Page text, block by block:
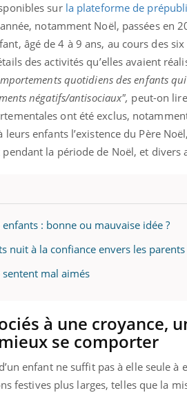
sur la plateforme de
notamment Noël, passées en
âgé de 4 à 9 ans, au cours des
des activités qu’elles avaient
quotidiens des enfants
négatifs/antisociaux", peut-on
ont été exclus,
enfants l’existence du Père
la période de Noël, et divers
: bonne ou mauvaise idée ?
nuit à la confiance envers les parents
sentent mal aimés
à une croyance,
se comporter
enfant ne suffit pas à elle seule
festives plus larges, telles que la
& Ramadan 2026Youtube
Ramadan approche, et, pour de
personnes atteintes de
diabète, c'est une période de questions,
mais ...